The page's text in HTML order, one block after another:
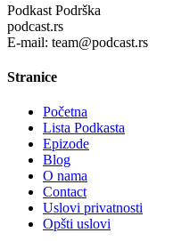
Podkast Podrška
podcast.rs
E-mail: team@podcast.rs
Stranice
Početna
Lista Podkasta
Epizode
Blog
O nama
Contact
Uslovi privatnosti
Opšti uslovi